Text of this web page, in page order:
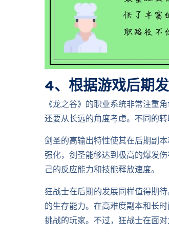
4、根据游戏后期
《龙之谷》的职业系统非常注重
还要从长远的角度考虑。不同的
剑圣的高输出特性使其在后期副
强化，剑圣能够达到极高的爆发
己的反应能力和技能释放速度。
狂战士在后期的发展同样值得期
的生存能力。在高难度副本和长
挑战的玩家。不过，狂战士在面